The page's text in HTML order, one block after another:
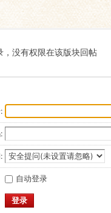
索
，没有权限在该版块回帖
自动登录
登录